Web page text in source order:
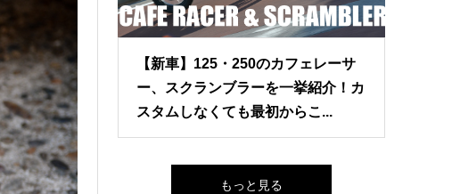
【新車】125・250のカフェレーサ
ー、スクランブラーを一挙紹介！カ
スタムしなくても最初からこ...
もっと見る